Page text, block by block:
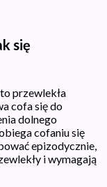
się
przewlekła
cofa się do
dolnego
cofaniu się
epizodycznie,
i wymagają